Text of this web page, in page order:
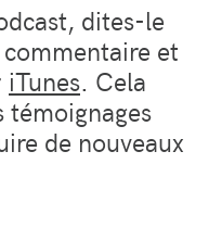
dites-le
et
iTunes. Cela
témoignages
de nouveaux